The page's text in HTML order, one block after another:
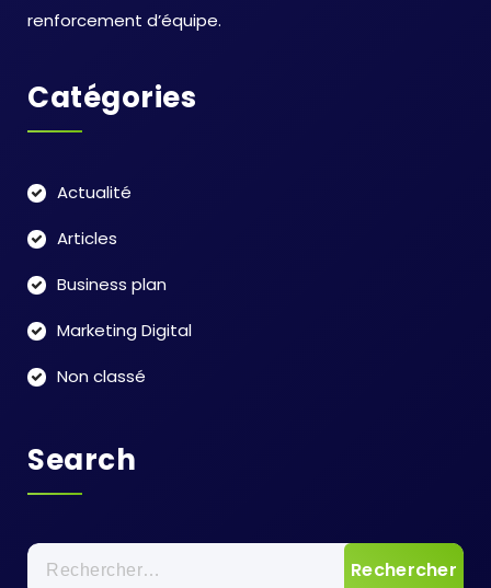
renforcement d’équipe.
Catégories
Actualité
Articles
Business plan
Marketing Digital
Non classé
Search
Rechercher :